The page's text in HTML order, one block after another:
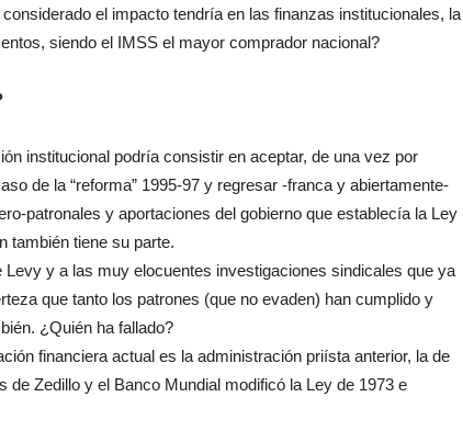
el impacto tendría en las finanzas institucionales, la
siendo el IMSS el mayor comprador nacional?
institucional podría consistir en aceptar, de una vez por
de la “reforma” 1995-97 y regresar -franca y abiertamente-
patronales y aportaciones del gobierno que establecía la Ley
también tiene su parte.
y a las muy elocuentes investigaciones sindicales que ya
que tanto los patrones (que no evaden) han cumplido y
¿Quién ha fallado?
financiera actual es la administración priísta anterior, la de
de Zedillo y el Banco Mundial modificó la Ley de 1973 e